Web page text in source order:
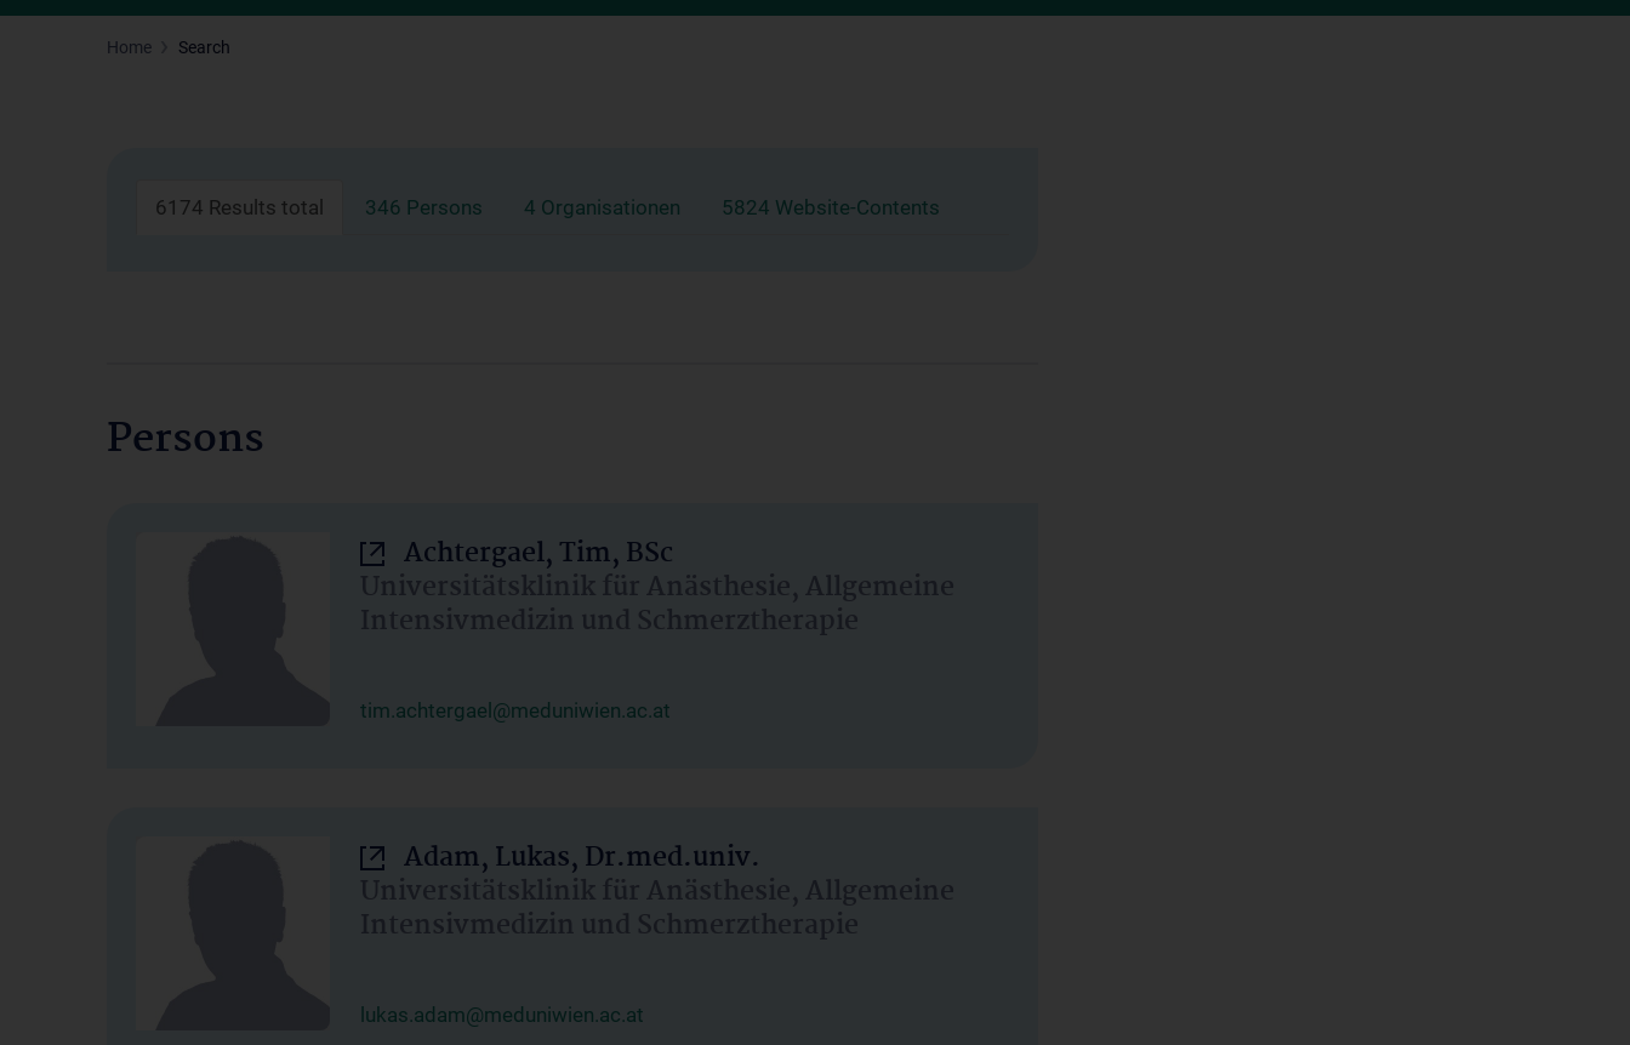
Home Search
6174 Results total 346 Persons 4 Organisationen 5824 Website-Contents
Persons
Achtergael, Tim, BSc
Universitätsklinik für Anästhesie, Allgemeine
Intensivmedizin und Schmerztherapie
tim.achtergael@meduniwien.ac.at
Adam, Lukas, Dr.med.univ.
Universitätsklinik für Anästhesie, Allgemeine
Intensivmedizin und Schmerztherapie
lukas.adam@meduniwien.ac.at